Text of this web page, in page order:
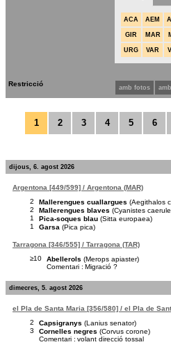
ACA AEM
GIR MAR
URG VAR
Restricció amb fotos
1 2 3 4 5 6
dijous, 6. agost 2026
Argentona [449/599] / Argentona (MAR)
2
Mallerengues cuallargues (Aegithalos
2
Mallerengues blaves (Cyanistes
1
Pica-soques blau (Sitta europaea)
1
Garsa (Pica pica)
Tarragona [346/555] / Tarragona (TAR)
≥10
Abellerols (Merops apiaster)
Comentari : Migració ?
dimecres, 5. agost 2026
el Pla de Santa Maria [356/580] / el Pla de
2
Capsigranys (Lanius senator)
3
Cornelles negres (Corvus corone)
Comentari : volant direcció tossal